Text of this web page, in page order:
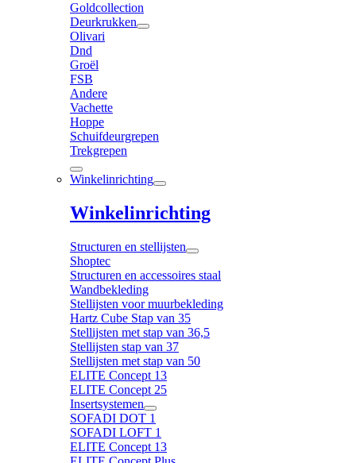
Goldcollection
Deurkrukken
Olivari
Dnd
Groël
FSB
Andere
Vachette
Hoppe
Schuifdeurgrepen
Trekgrepen
Winkelinrichting
Winkelinrichting
Structuren en stellijsten
Shoptec
Structuren en accessoires staal
Wandbekleding
Stellijsten voor muurbekleding
Hartz Cube Stap van 35
Stellijsten met stap van 36,5
Stellijsten stap van 37
Stellijsten met stap van 50
ELITE Concept 13
ELITE Concept 25
Insertsystemen
SOFADI DOT 1
SOFADI LOFT 1
ELITE Concept 13